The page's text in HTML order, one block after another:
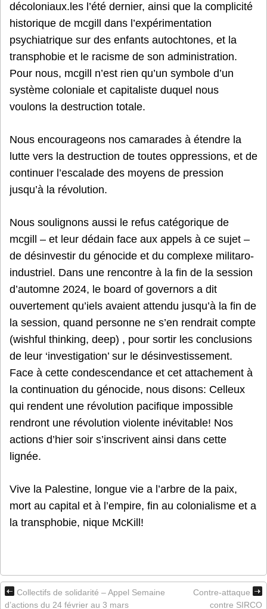
décoloniaux.les l’été dernier, ainsi que la complicité
historique de mcgill dans l’expérimentation
psychiatrique sur des enfants autochtones, et la
transphobie et le racisme de son administration.
Pour nous, mcgill n’est rien qu’un symbole d’un
système coloniale et capitaliste duquel nous
voulons la destruction totale.
Nous encourageons nos camarades à étendre la
lutte vers la destruction de toutes oppressions, et de
continuer l’escalade des moyens de pression
jusqu’à la révolution.
Nous soulignons aussi le refus catégorique de
mcgill – et leur dédain face aux appels à ce sujet –
de désinvestir du génocide et du complexe militaro-
industriel. Dans une rencontre à la fin de la session
d’automne 2024, le board of governors a dit
ouvertement qu’iels avaient attendu jusqu’à la fin de
la session, quand personne ne s’en rendrait compte
(wishful thinking, deep) , pour sortir les conclusions
de leur ‘investigation’ sur le désinvestissement.
Face à cette condescendance et cet attachement à
la continuation du génocide, nous disons: Celleux
qui rendent une révolution pacifique impossible
rendront une révolution violente inévitable! Nos
actions d’hier soir s’inscrivent ainsi dans cette
lignée.
Vive la Palestine, longue vie a l’arbre de la paix,
mort au capital et à l’empire, fin au colonialisme et a
la transphobie, nique McKill!
Collectifs de solidarité – Appel Semaine
d’actions du 24 février au 3 mars
Contre-attaque
contre SIRCO